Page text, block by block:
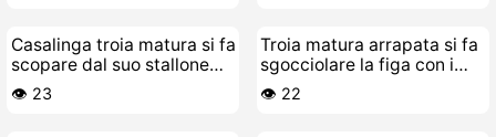
Casalinga troia matura si fa
scopare dal suo stallone
giovane
👁️ 23
Troia matura arrapata si fa
sgocciolare la figa con i
cazzi di gomma
👁️ 22